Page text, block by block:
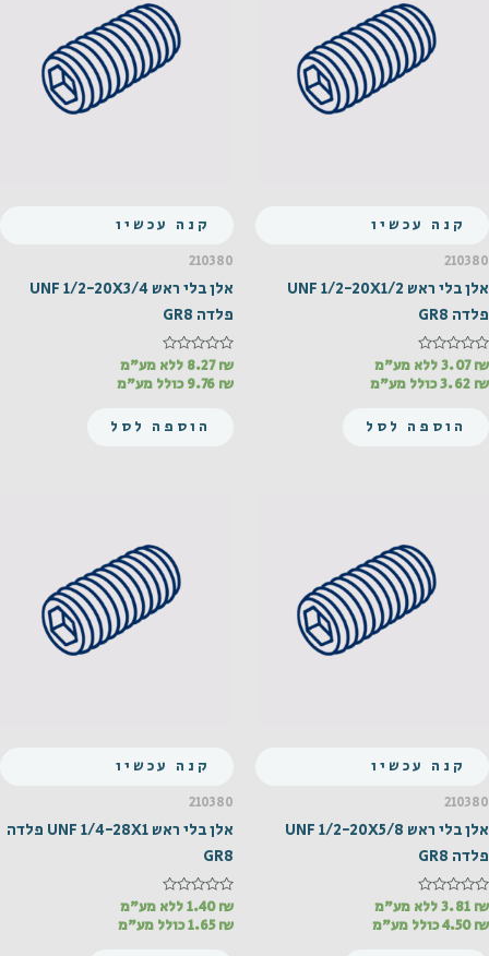
קנה עכשיו
210380
אלן בלי ראש UNF 1/2-20X1/2
פלדה GR8
דורג
מתוך
3.07₪
ללא מע"מ
3.62 ₪ כולל מע"מ
הוספה לסל
קנה עכשיו
210380
אלן בלי ראש UNF 1/2-20X3/4
פלדה GR8
דורג
מתוך
8.27₪
ללא מע"מ
9.76 ₪ כולל מע"מ
הוספה לסל
קנה עכשיו
210380
אלן בלי ראש UNF 1/2-20X5/8
פלדה GR8
דורג
מתוך
3.81 ₪
ללא מע"מ
4.50₪ כולל מע"מ
קנה עכשיו
210380
אלן בלי ראש UNF 1/4-28X1 פלדה
GR8
דורג
מתוך
1.40₪
ללא מע"מ
1.65₪ כולל מע"מ